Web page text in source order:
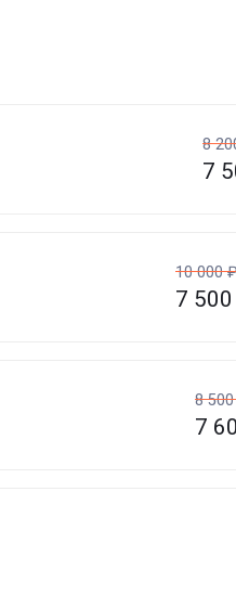
8
7
10 000
7 500
8
7